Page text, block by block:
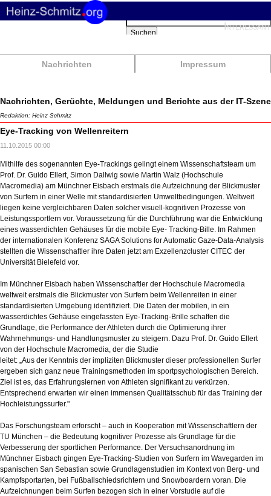
Nachrichten Impressum
Suchbegriffe
Suchen
Nachrichten, Gerüchte, Meldungen und Berichte aus der IT-Szene
Redaktion: Heinz Schmitz
Eye-Tracking von Wellenreitern
11.10.2015 00:00
Mithilfe des sogenannten Eye-Trackings gelingt einem Wissenschaftsteam um
Prof. Dr. Guido Ellert, Simon Dallwig sowie Martin Walz (Hochschule
Macromedia) am Münchner Eisbach erstmals die Aufzeichnung der Blickmuster
von Surfern in einer Welle mit standardisierten Umweltbedingungen. Weltweit
liegen keine vergleichbaren Daten solcher visuell-kognitiven Prozesse von
Leistungssportlern vor. Voraussetzung für die Durchführung war die Entwicklung
eines wasserdichten Gehäuses für die mobile Eye- Tracking-Bille. Im Rahmen
der internationalen Konferenz SAGA Solutions for Automatic Gaze-Data-Analysis
stellten die Wissenschaftler ihre Daten jetzt am Exzellenzcluster CITEC der
Universität Bielefeld vor.
Im Münchner Eisbach haben Wissenschaftler der Hochschule Macromedia
weltweit erstmals die Blickmuster von Surfern beim Wellenreiten in einer
standardisierten Umgebung identifiziert. Die Daten der mobilen, in ein
wasserdichtes Gehäuse eingefassten Eye-Tracking-Brille schaffen die
Grundlage, die Performance der Athleten durch die Optimierung ihrer
Wahrnehmungs- und Handlungsmuster zu steigern. Dazu Prof. Dr. Guido Ellert
von der Hochschule Macromedia, der die Studie
leitet: „Aus der Kenntnis der impliziten Blickmuster dieser professionellen Surfer
ergeben sich ganz neue Trainingsmethoden im sportpsychologischen Bereich.
Ziel ist es, das Erfahrungslernen von Athleten signifikant zu verkürzen.
Entsprechend erwarten wir einen immensen Qualitätsschub für das Training der
Hochleistungssurfer."
Das Forschungsteam erforscht – auch in Kooperation mit Wissenschaftlern der
TU München – die Bedeutung kognitiver Prozesse als Grundlage für die
Verbesserung der sportlichen Performance. Der Versuchsanordnung im
Münchner Eisbach gingen Eye-Tracking-Studien von Surfern im Wavegarden im
spanischen San Sebastian sowie Grundlagenstudien im Kontext von Berg- und
Kampfsportarten, bei Fußballschiedsrichtern und Snowboardern voran. Die
Aufzeichnungen beim Surfen bezogen sich in einer Vorstudie auf die